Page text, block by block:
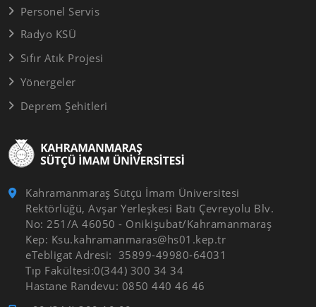
Kahramanmaraş Sütçü İmam Üniversitesi
Rektörlüğü, Avşar Yerleşkesi Batı Çevreyolu Blv.
No: 251/A 46050 - Onikişubat/Kahramanmaraş
Kep: Ksu.kahramanmaras@hs01.kep.tr
eTebligat Adresi: 35899-49980-64031
Tıp Fakültesi:0(344) 300 34 34
Hastane Randevu: 0850 440 46 46
Personel Servis
Radyo KSÜ
Sıfır Atık Projesi
Yönergeler
Deprem Şehitleri